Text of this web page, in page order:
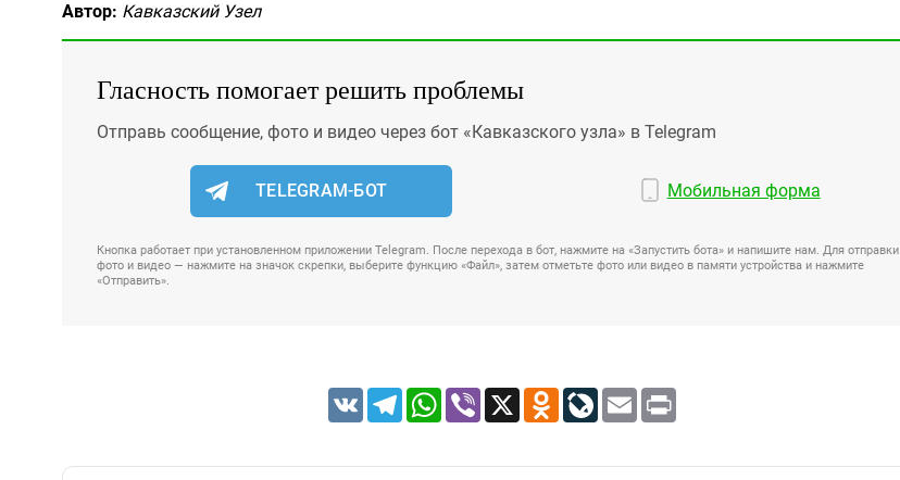
Автор: Кавказский Узел
Гласность помогает решить проблемы
Отправь сообщение, фото и видео через бот «Кавказского узла» в Telegram
TELEGRAM-БОТ Мобильная форма
Кнопка работает при установленном приложении Telegram. После перехода в бот, нажмите на «Запустить бота» и напишите нам. Для отправки
фото и видео — нажмите на значок скрепки, выберите функцию «Файл», затем отметьте фото или видео в памяти устройства и нажмите
«Отправить».
VK TelegramWhatsApp
Viber X Odnoklassniki
LiveJournal
Email